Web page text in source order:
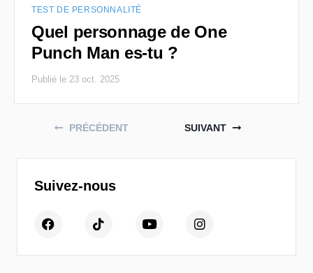
TEST DE PERSONNALITÉ
Quel personnage de One
Punch Man es-tu ?
Publié le 23 oct. 2025
Posts navigation
PRÉCÉDENT SUIVANT
Suivez-nous